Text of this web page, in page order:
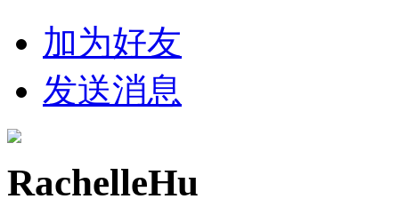
加为好友
发送消息
RachelleHu